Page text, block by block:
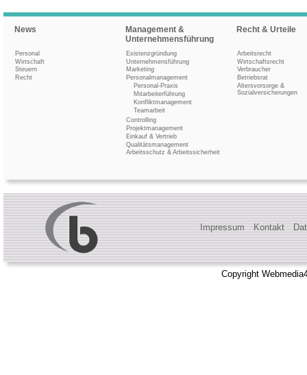
News
Personal
Wirtschaft
Steuern
Recht
Management &
Unternehmensführung
Existenzgründung
Unternehmensführung
Marketing
Personalmanagement
Personal-Praxis
Mitarbeiterführung
Konfliktmanagement
Teamarbeit
Controlling
Projektmanagement
Einkauf & Vertrieb
Qualitätsmanagement
Arbeitsschutz & Arbeitssicherheit
Recht & Urteile
Arbeitsrecht
Wirtschaftsrecht
Verbraucher
Betriebsrat
Altersvorsorge &
Sozialversicherungen
Impressum Kontakt
Copyright